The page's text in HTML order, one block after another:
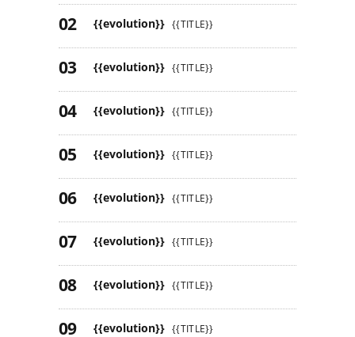
{{evolution}} {{TITLE}}
{{evolution}} {{TITLE}}
{{evolution}} {{TITLE}}
{{evolution}} {{TITLE}}
{{evolution}} {{TITLE}}
{{evolution}} {{TITLE}}
{{evolution}} {{TITLE}}
{{evolution}} {{TITLE}}